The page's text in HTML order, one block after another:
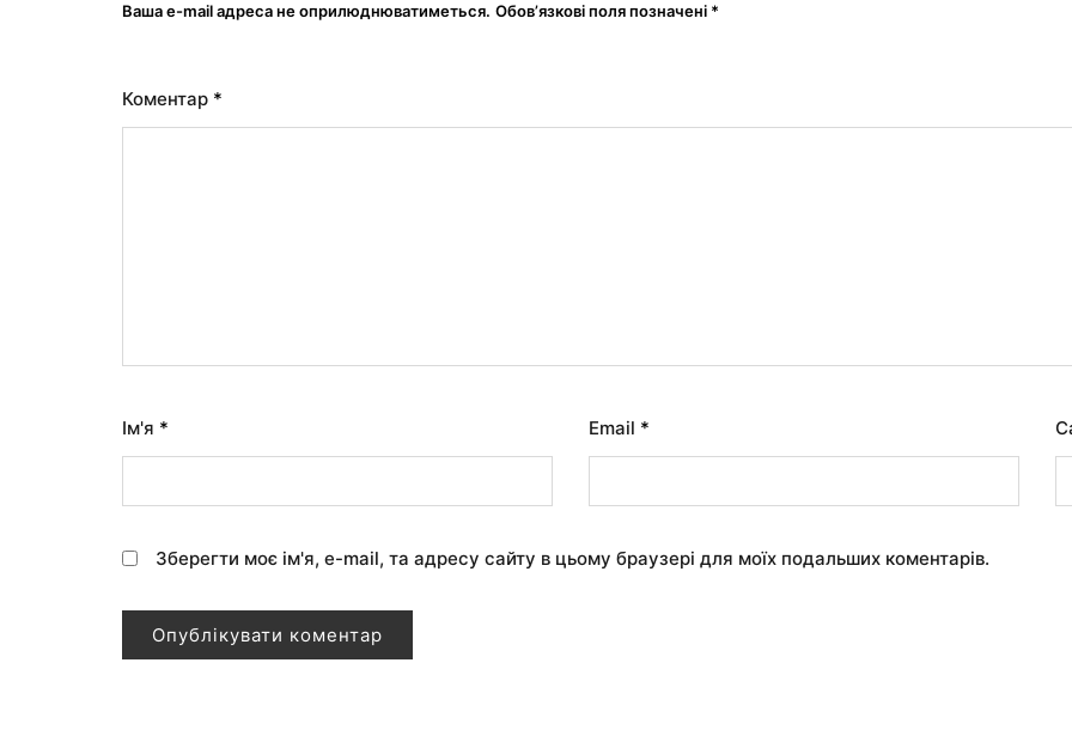
Ваша e-mail адреса не оприлюднюватиметься. Обов’язкові поля позначені *
Коментар *
Ім'я * Email *
Зберегти моє ім'я, e-mail, та адресу сайту в цьому браузері для моїх подальших коментарів.